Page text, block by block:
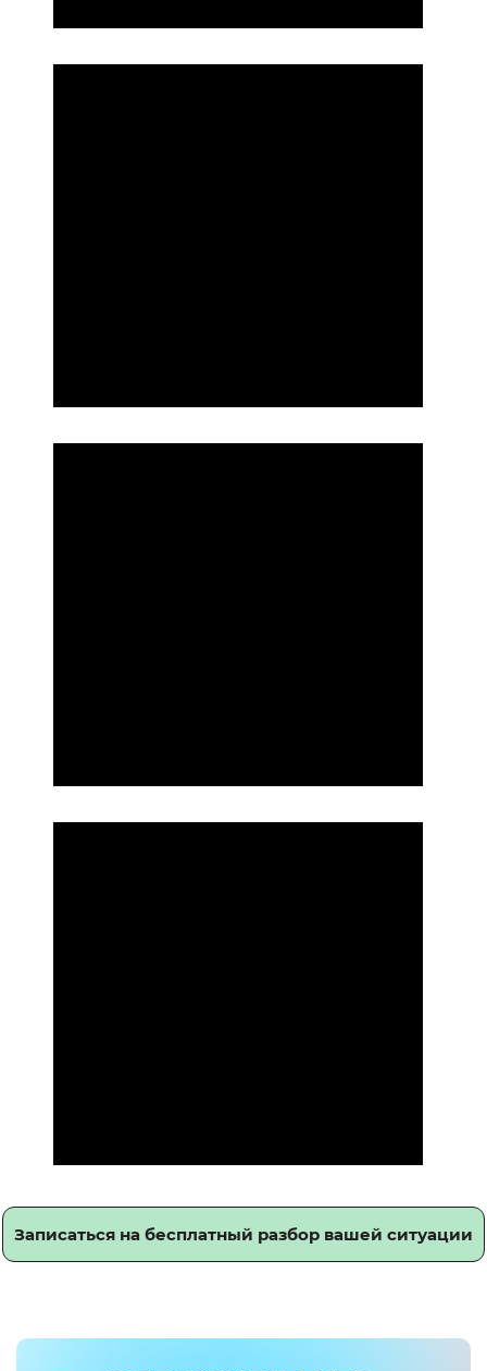
Записаться на бесплатный разбор вашей ситуации